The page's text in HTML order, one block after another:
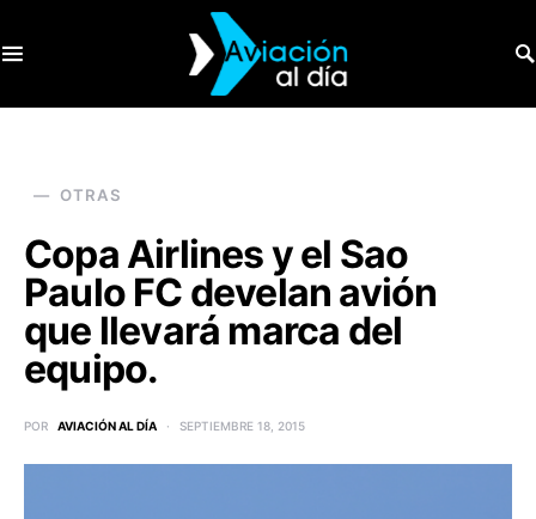
OTRAS
Copa Airlines y el Sao
Paulo FC develan avión
que llevará marca del
equipo.
POR AVIACIÓN AL DÍA SEPTIEMBRE 18, 2015